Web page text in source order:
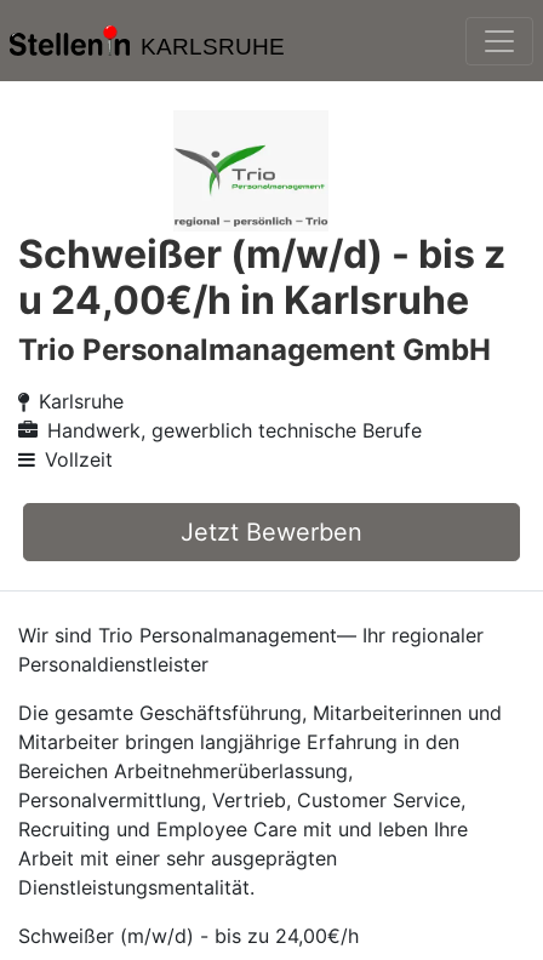
KARLSRUHE
Schweißer (m/w/d) - bis z
u 24,00€/h in Karlsruhe
Trio Personalmanagement GmbH
Karlsruhe
Handwerk, gewerblich technische Berufe
Vollzeit
Jetzt Bewerben
Wir sind Trio Personalmanagement— Ihr regionaler
Personaldienstleister
Die gesamte Geschäftsführung, Mitarbeiterinnen und
Mitarbeiter bringen langjährige Erfahrung in den
Bereichen Arbeitnehmerüberlassung,
Personalvermittlung, Vertrieb, Customer Service,
Recruiting und Employee Care mit und leben Ihre
Arbeit mit einer sehr ausgeprägten
Dienstleistungsmentalität.
Schweißer (m/w/d) - bis zu 24,00€/h